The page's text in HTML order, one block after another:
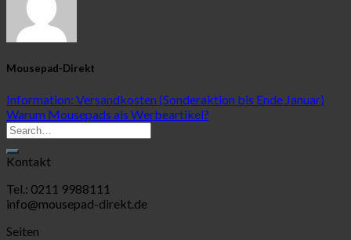
Mousepad-Direkt
Information: Versandkosten (Sonderaktion bis Ende Januar)
Warum Mousepads als Werbeartikel?
Kontakt
Tel.: 0211 9988111
info@mousepad-direkt.de
Seiten